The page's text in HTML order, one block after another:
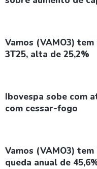
Vamos (VAMO3)
3T25, alta de 25,2%
Ibovespa sobe com
com cessar-fogo
Vamos (VAMO3)
queda anual de